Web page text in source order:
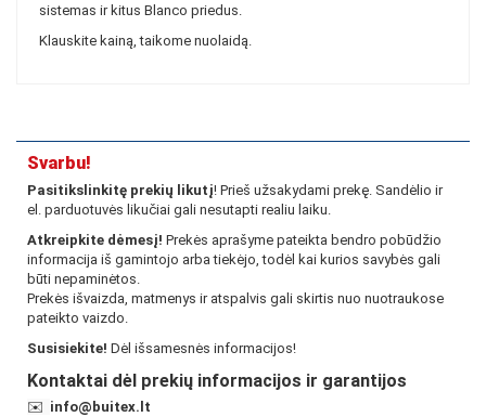
sistemas ir kitus Blanco priedus.
Klauskite kainą, taikome nuolaidą.
Svarbu!
Pasitikslinkitę prekių likutį! Prieš užsakydami prekę. Sandėlio ir
el. parduotuvės likučiai gali nesutapti realiu laiku.
Atkreipkite dėmesį! Prekės aprašyme pateikta bendro pobūdžio
informacija iš gamintojo arba tiekėjo, todėl kai kurios savybės gali
būti nepaminėtos.
Prekės išvaizda, matmenys ir atspalvis gali skirtis nuo nuotraukose
pateikto vaizdo.
Susisiekite! Dėl išsamesnės informacijos!
Kontaktai dėl prekių informacijos ir garantijos
✉️ info@buitex.lt